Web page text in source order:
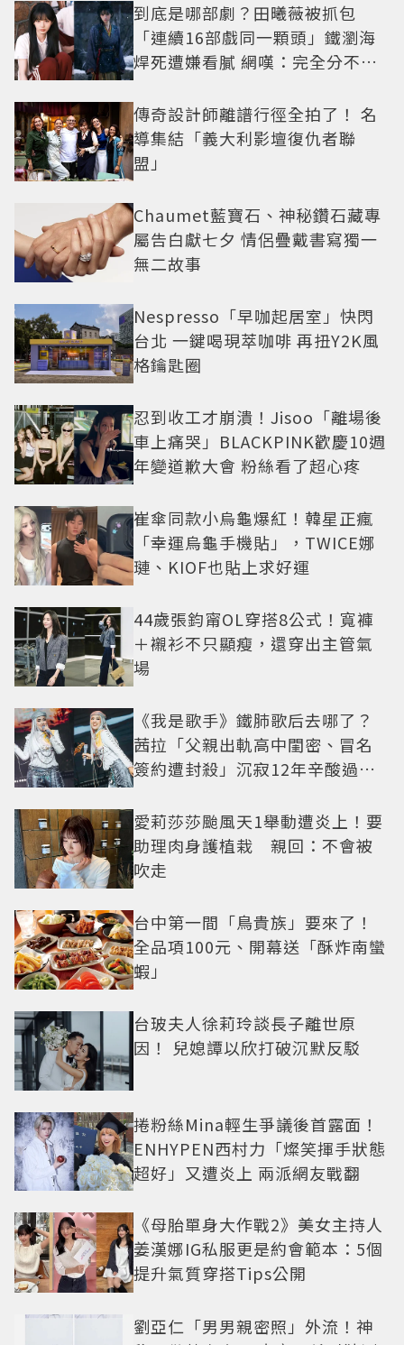
到底是哪部劇？田曦薇被抓包
「連續16部戲同一顆頭」鐵瀏海
焊死遭嫌看膩 網嘆：完全分不出
傳奇設計師離譜行徑全拍了！ 名
導集結「義大利影壇復仇者聯
盟」
Chaumet藍寶石、神秘鑽石藏專
屬告白獻七夕 情侶疊戴書寫獨一
無二故事
Nespresso「早咖起居室」快閃
台北 一鍵喝現萃咖啡 再扭Y2K風
格鑰匙圈
忍到收工才崩潰！Jisoo「離場後
車上痛哭」BLACKPINK歡慶10週
年變道歉大會 粉絲看了超心疼
崔傘同款小烏龜爆紅！韓星正瘋
「幸運烏龜手機貼」，TWICE娜
璉、KIOF也貼上求好運
44歲張鈞甯OL穿搭8公式！寬褲
＋襯衫不只顯瘦，還穿出主管氣
場
《我是歌手》鐵肺歌后去哪了？
茜拉「父親出軌高中閨密、冒名
簽約遭封殺」沉寂12年辛酸過往
愛莉莎莎颱風天1舉動遭炎上！要
助理肉身護植栽 親回：不會被
吹走
台中第一間「鳥貴族」要來了！
全品項100元、開幕送「酥炸南蠻
蝦」
台玻夫人徐莉玲談長子離世原
因！ 兒媳譚以欣打破沉默反駁
捲粉絲Mina輕生爭議後首露面！
ENHYPEN西村力「燦笑揮手狀態
超好」又遭炎上 兩派網友戰翻
《母胎單身大作戰2》美女主持人
姜漢娜IG私服更是約會範本：5個
提升氣質穿搭Tips公開
劉亞仁「男男親密照」外流！神